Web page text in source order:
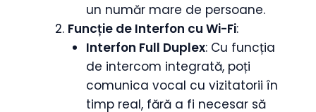
un număr mare de persoane.
Funcție de Interfon cu Wi-Fi:
Interfon Full Duplex: Cu funcția
de intercom integrată, poți
comunica vocal cu vizitatorii în
timp real, fără a fi necesar să